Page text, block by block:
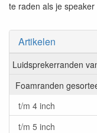
Artikelen
Luidsprekerranden
Foamranden
t/m 4 inch
t/m 5 inch
te raden als je